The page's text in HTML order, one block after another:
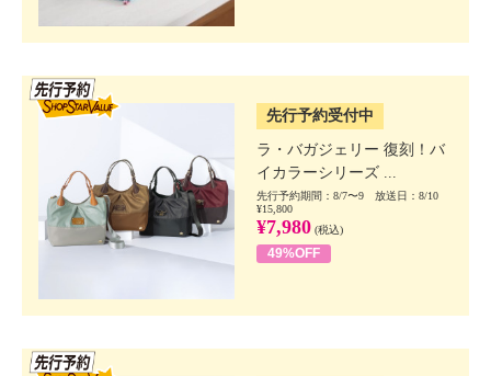
先行予約受付中
ラ・バガジェリー 復刻！バ
イカラーシリーズ ...
先行予約期間：8/7〜9 放送日：8/10
¥15,800
¥7,980 (税込)
49%OFF